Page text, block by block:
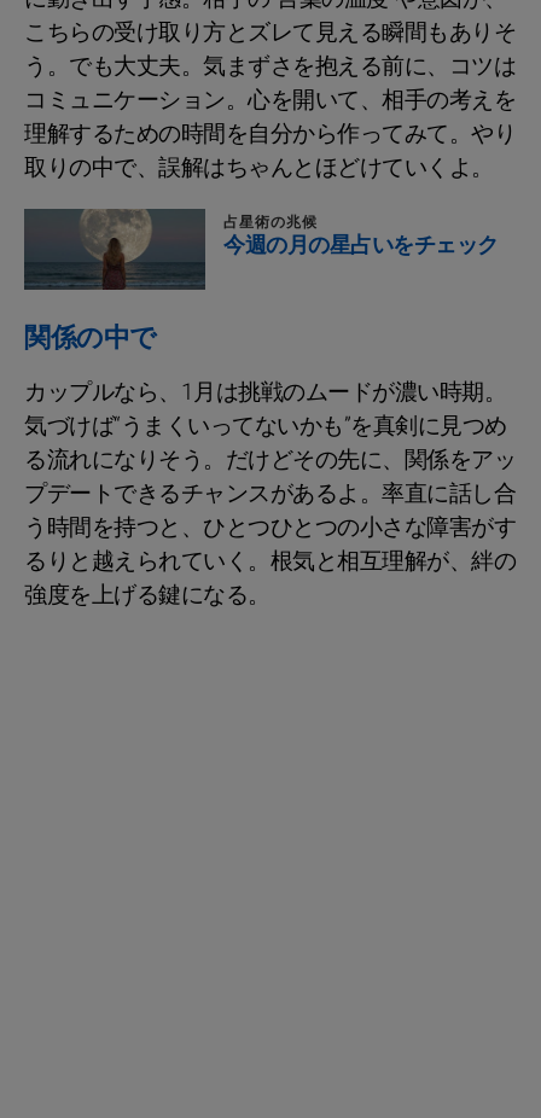
こちらの受け取り方とズレて見える瞬間もありそ
う。でも大丈夫。気まずさを抱える前に、コツは
コミュニケーション。心を開いて、相手の考えを
理解するための時間を自分から作ってみて。やり
取りの中で、誤解はちゃんとほどけていくよ。
占星術の兆候
今週の月の星占いをチェック
関係の中で
カップルなら、1月は挑戦のムードが濃い時期。
気づけば“うまくいってないかも”を真剣に見つめ
る流れになりそう。だけどその先に、関係をアッ
プデートできるチャンスがあるよ。率直に話し合
う時間を持つと、ひとつひとつの小さな障害がす
るりと越えられていく。根気と相互理解が、絆の
強度を上げる鍵になる。